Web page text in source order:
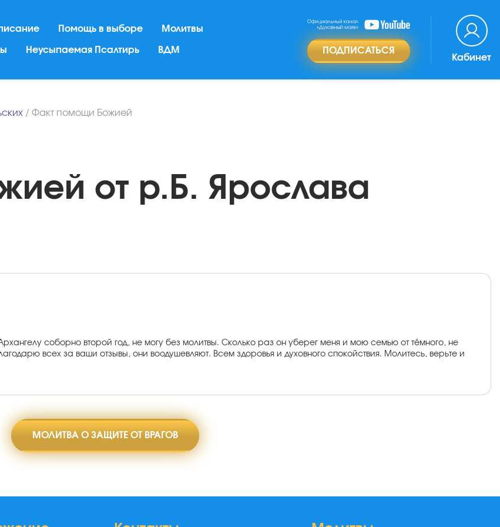
Помощь в выборе Молитвы
Неусыпаемая Псалтирь ВДМ ПОДПИСАТЬСЯ
Кабинет
/ Факт помощи Божией
от р.Б. Ярослава
соборно второй год, не могу без молитвы. Сколько раз он уберег меня и мою семью от тёмного, не
всех за ваши отзывы, они воодушевляют. Всем здоровья и духовного спокойствия. Молитесь, верьте и
МОЛИТВА О ЗАЩИТЕ ОТ ВРАГОВ